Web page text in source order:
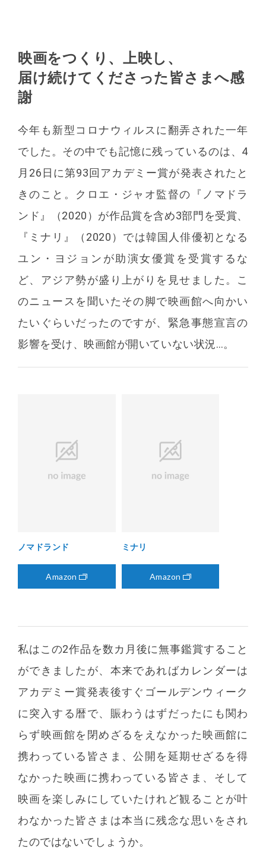
映画をつくり、上映し、
届け続けてくださった皆さまへ感
謝
今年も新型コロナウィルスに翻弄された一年
でした。その中でも記憶に残っているのは、4
月26日に第93回アカデミー賞が発表されたと
きのこと。クロエ・ジャオ監督の『ノマドラ
ンド』（2020）が作品賞を含め3部門を受賞、
『ミナリ』（2020）では韓国人俳優初となる
ユン・ヨジョンが助演女優賞を受賞するな
ど、アジア勢が盛り上がりを見せました。こ
のニュースを聞いたその脚で映画館へ向かい
たいぐらいだったのですが、緊急事態宣言の
影響を受け、映画館が開いていない状況…。
ノマドランド
Amazon
ミナリ
Amazon
私はこの2作品を数カ月後に無事鑑賞すること
ができましたが、本来であればカレンダーは
アカデミー賞発表後すぐゴールデンウィーク
に突入する暦で、賑わうはずだったにも関わ
らず映画館を閉めざるをえなかった映画館に
携わっている皆さま、公開を延期せざるを得
なかった映画に携わっている皆さま、そして
映画を楽しみにしていたけれど観ることが叶
わなかった皆さまは本当に残念な思いをされ
たのではないでしょうか。